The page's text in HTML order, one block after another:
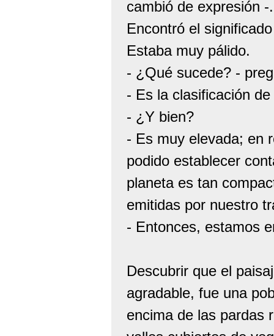
cambió de expresión
Encontró el
Estaba muy pálido.
- ¿Qué sucede? -
- Es la clasificación
- ¿Y bien?
- Es muy elevada; en
podido establecer
planeta es tan
emitidas por nuestro
- Entonces, estamos
Descubrir que el
agradable, fue una
encima de las pardas